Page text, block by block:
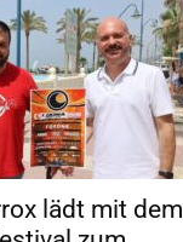
lädt mit dem